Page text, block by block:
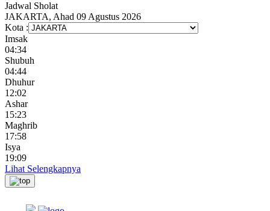
Jadwal Sholat
JAKARTA, Ahad 09 Agustus 2026
Kota :
Imsak
04:34
Shubuh
04:44
Dhuhur
12:02
Ashar
15:23
Maghrib
17:58
Isya
19:09
Lihat Selengkapnya